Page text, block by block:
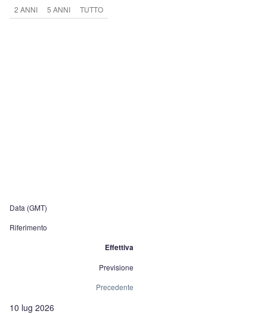
2 ANNI 5 ANNI TUTTO
Data (GMT)
Riferimento
Effettiva
Previsione
Precedente
10 lug 2026